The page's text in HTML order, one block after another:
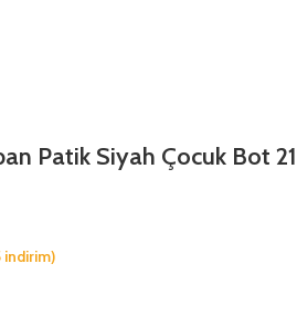
Patik Siyah Çocuk Bot
indirim)